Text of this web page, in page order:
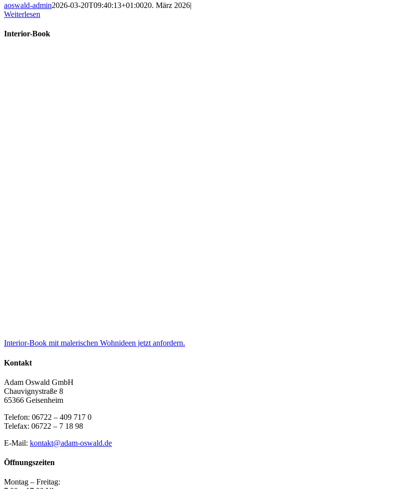
aoswald-admin2026-03-20T09:40:13+01:0020. März 2026|
Weiterlesen
Interior-Book
Interior-Book mit malerischen Wohnideen jetzt anfordern.
Kontakt
Adam Oswald GmbH
Chauvignystraße 8
65366 Geisenheim
Telefon: 06722 – 409 717 0
Telefax: 06722 – 7 18 98
E-Mail: kontakt@adam-oswald.de
Öffnungszeiten
Montag – Freitag: